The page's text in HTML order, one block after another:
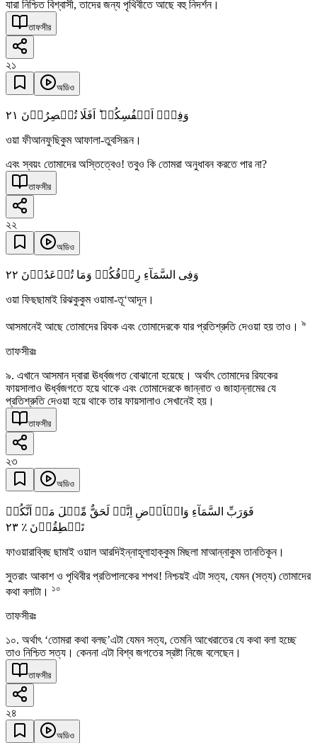
যারা নিশ্চিত বিশ্বাসী, তাদের জন্য পৃথিবীতে আছে বহু নিদর্শন।
তাফসীর
২১
অডিও
وَفِیۡۤ اَنۡفُسِکُمۡ ؕ اَفَلَا تُبۡصِرُوۡنَ ٢١
ওয়া ফীআনফুছিকুম আফালা-তুবসিরূন।
এবং স্বয়ং তোমাদের অস্তিত্বেও! তবুও কি তোমরা অনুধাবন করতে পার না?
তাফসীর
২২
অডিও
وَفِی السَّمَآءِ رِزۡقُکُمۡ وَمَا تُوۡعَدُوۡنَ ٢٢
ওয়া ফিছছামাই রিঝকুকুম ওয়ামা-তূ‘আদূন।
আসমানেই আছে তোমাদের রিযক এবং তোমাদেরকে যার প্রতিশ্রুতি দেওয়া হয় তাও। ৯
তাফসীরঃ
৯. এখানে আসমান দ্বারা ঊর্ধ্বজগত বোঝানো হয়েছে। অর্থাৎ তোমাদের রিযকের
ফায়সালাও ঊর্ধ্বজগতে হয়ে থাকে এবং তোমাদেরকে জান্নাত ও জাহান্নামের যে
প্রতিশ্রুতি দেওয়া হয়ে থাকে তার ফায়সালাও সেখানেই হয়।
তাফসীর
২৩
অডিও
فَوَرَبِّ السَّمَآءِ وَالۡاَرۡضِ اِنَّہٗ لَحَقٌّ مِّثۡلَ مَاۤ اَنَّکُمۡ
تَنۡطِقُوۡنَ ٪ ٢٣
ফাওয়ারাব্বিছ ছামাই ওয়াল আরদিইন্নাহূলাহাক্কুম মিছলা মাআন্নাকুম তানতিকূন।
সুতরাং আকাশ ও পৃথিবীর প্রতিপালকের শপথ! নিশ্চয়ই এটা সত্য, যেমন (সত্য) তোমাদের
কথা বলাটা। ১০
তাফসীরঃ
১০. অর্থাৎ ‘তোমরা কথা বলছ’এটা যেমন সত্য, তেমনি আখেরাতের যে কথা বলা হচ্ছে
তাও নিশ্চিত সত্য। কেননা এটা বিশ্ব জগতের স্রষ্টা নিজে বলেছেন।
তাফসীর
২৪
অডিও